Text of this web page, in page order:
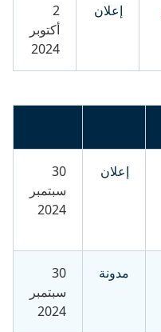
إعلان
أكتوبر
2024
إعلان
30
سبتمبر
2024
مدونة
30
سبتمبر
2024